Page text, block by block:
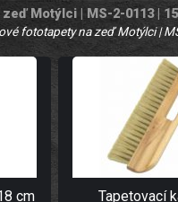
Motýlci | MS-2-0113 |
fototapety na zeď Motýlci |
cm Tapetovací